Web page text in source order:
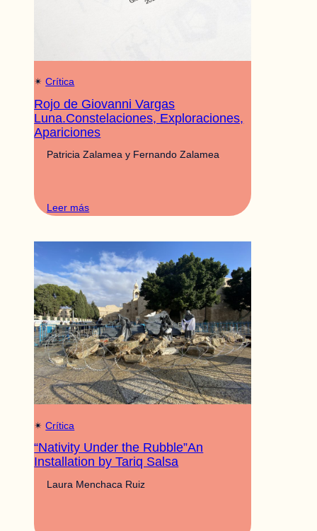
✴︎Crítica
Rojo de Giovanni Vargas
Luna.Constelaciones, Exploraciones,
Apariciones
Patricia Zalamea y Fernando Zalamea
Leer más
✴︎Crítica
“Nativity Under the Rubble”An
Installation by Tariq Salsa
Laura Menchaca Ruiz